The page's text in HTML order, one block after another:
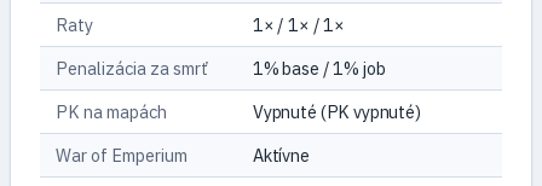
Raty
1× / 1× / 1×
Penalizácia za smrť
1% base / 1% job
PK na mapách
Vypnuté (PK vypnuté)
War of Emperium
Aktívne